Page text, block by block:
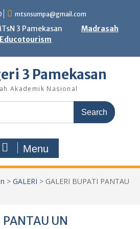
mtsnsumpa@gmail.com
3 Pamekasan
Madrasah
Educotourism
3 Pamekasan
Akademik Nasional
Menu
> GALERI > GALERI BUPATI PANTAU
PANTAU UN